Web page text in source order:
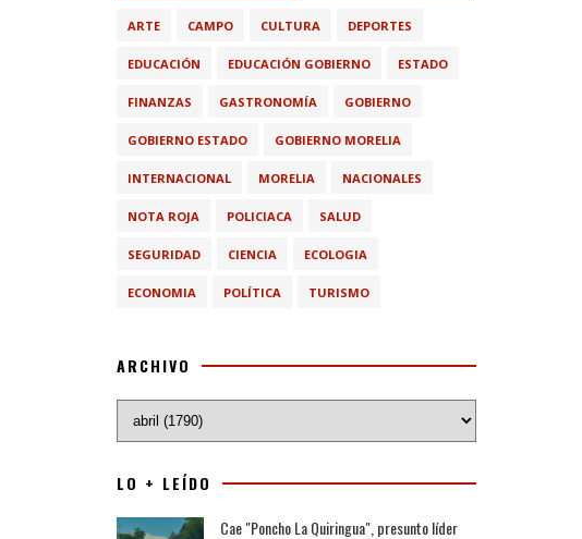
ARTE CAMPO CULTURA DEPORTES
EDUCACIÓN EDUCACIÓN GOBIERNO ESTADO
FINANZAS GASTRONOMÍA GOBIERNO
GOBIERNO ESTADO GOBIERNO MORELIA
INTERNACIONAL MORELIA NACIONALES
NOTA ROJA POLICIACA SALUD
SEGURIDAD CIENCIA ECOLOGIA
ECONOMIA POLÍTICA TURISMO
ARCHIVO
LO + LEÍDO
Cae "Poncho La Quiringua", presunto líder